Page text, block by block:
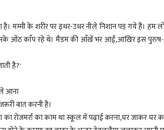
मम्मी के शरीर पर इधर-उधर नीले निशान पड़ गये हैं। हम
कांँप रहे थे। मैडम की आंँखें भर आईं,आखिर इस पुरुष- -
है?'
आना
बात करनी है।
का रोजमर्रा का काम था स्कूल में पढ़ाई करना,घर जाकर घर